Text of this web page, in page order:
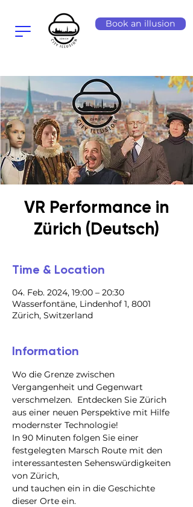
Book an illusion
VR Performance in
Zürich (Deutsch)
Time & Location
04. Feb. 2024, 19:00 – 20:30
Wasserfontäne, Lindenhof 1, 8001
Zürich, Switzerland
Information
Wo die Grenze zwischen
Vergangenheit und Gegenwart
verschmelzen.  Entdecken Sie Zürich
aus einer neuen Perspektive mit Hilfe
modernster Technologie!
In 90 Minuten folgen Sie einer
festgelegten Marsch Route mit den
interessantesten Sehenswürdigkeiten
von Zürich,
und tauchen ein in die Geschichte
dieser Orte ein.